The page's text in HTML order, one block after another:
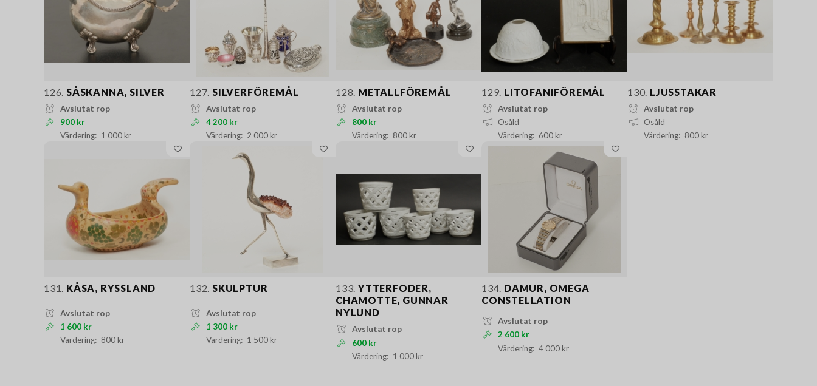
126. SÅSKANNA, SILVER
Avslutat rop
900 kr
1 000 kr
127. SILVERFÖREMÅL
Avslutat rop
4 200 kr
2 000 kr
128. METALLFÖREMÅL
Avslutat rop
800 kr
800 kr
129. LITOFANIFÖREMÅL
Avslutat rop
Osåld
600 kr
130. LJUSSTAKAR
Avslutat rop
Osåld
800 kr
131. KÅSA, RYSSLAND
Avslutat rop
1 600 kr
800 kr
132. SKULPTUR
Avslutat rop
1 300 kr
1 500 kr
133. YTTERFODER,
CHAMOTTE, GUNNAR
NYLUND
Avslutat rop
600 kr
1 000 kr
134. DAMUR, OMEGA
CONSTELLATION
Avslutat rop
2 600 kr
4 000 kr